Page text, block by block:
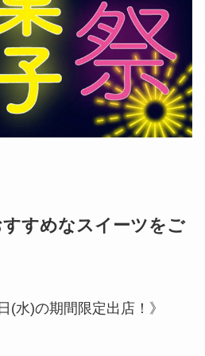
すめなスイーツをご
(水)の期間限定出店！》